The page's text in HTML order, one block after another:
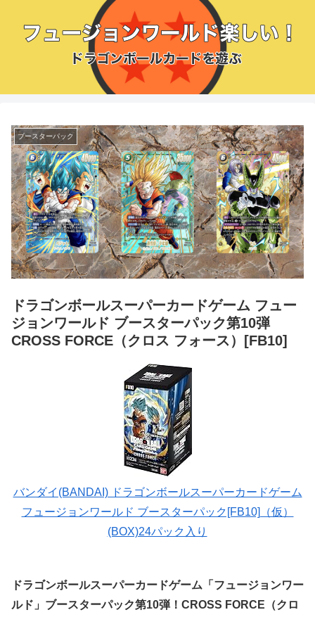
ブースターパック
ドラゴンボールスーパーカードゲーム フュー
ジョンワールド ブースターパック第10弾
CROSS FORCE（クロス フォース）[FB10]
バンダイ(BANDAI) ドラゴンボールスーパーカードゲーム
フュージョンワールド ブースターパック[FB10]（仮）
(BOX)24パック入り
ドラゴンボールスーパーカードゲーム「フュージョンワー
ルド」ブースターパック第10弾！CROSS FORCE（クロ